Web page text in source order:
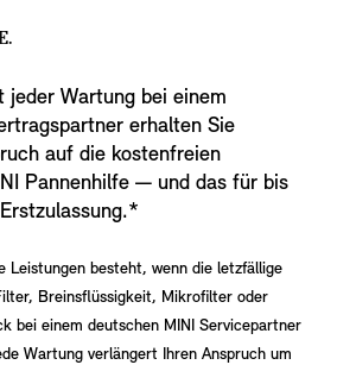
jeder Wartung bei einem
erhalten Sie
auf die kostenfreien
Pannenhilfe — und das für bis
Leistungen besteht, wenn die letzfällige
Breinsflüssigkeit, Mikrofilter oder
bei einem deutschen MINI Servicepartner
Wartung verlängert Ihren Anspruch um